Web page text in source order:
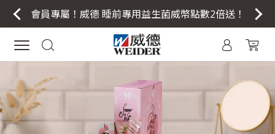
會員專屬！威德 睡前專用益生菌威幣點數2倍送！